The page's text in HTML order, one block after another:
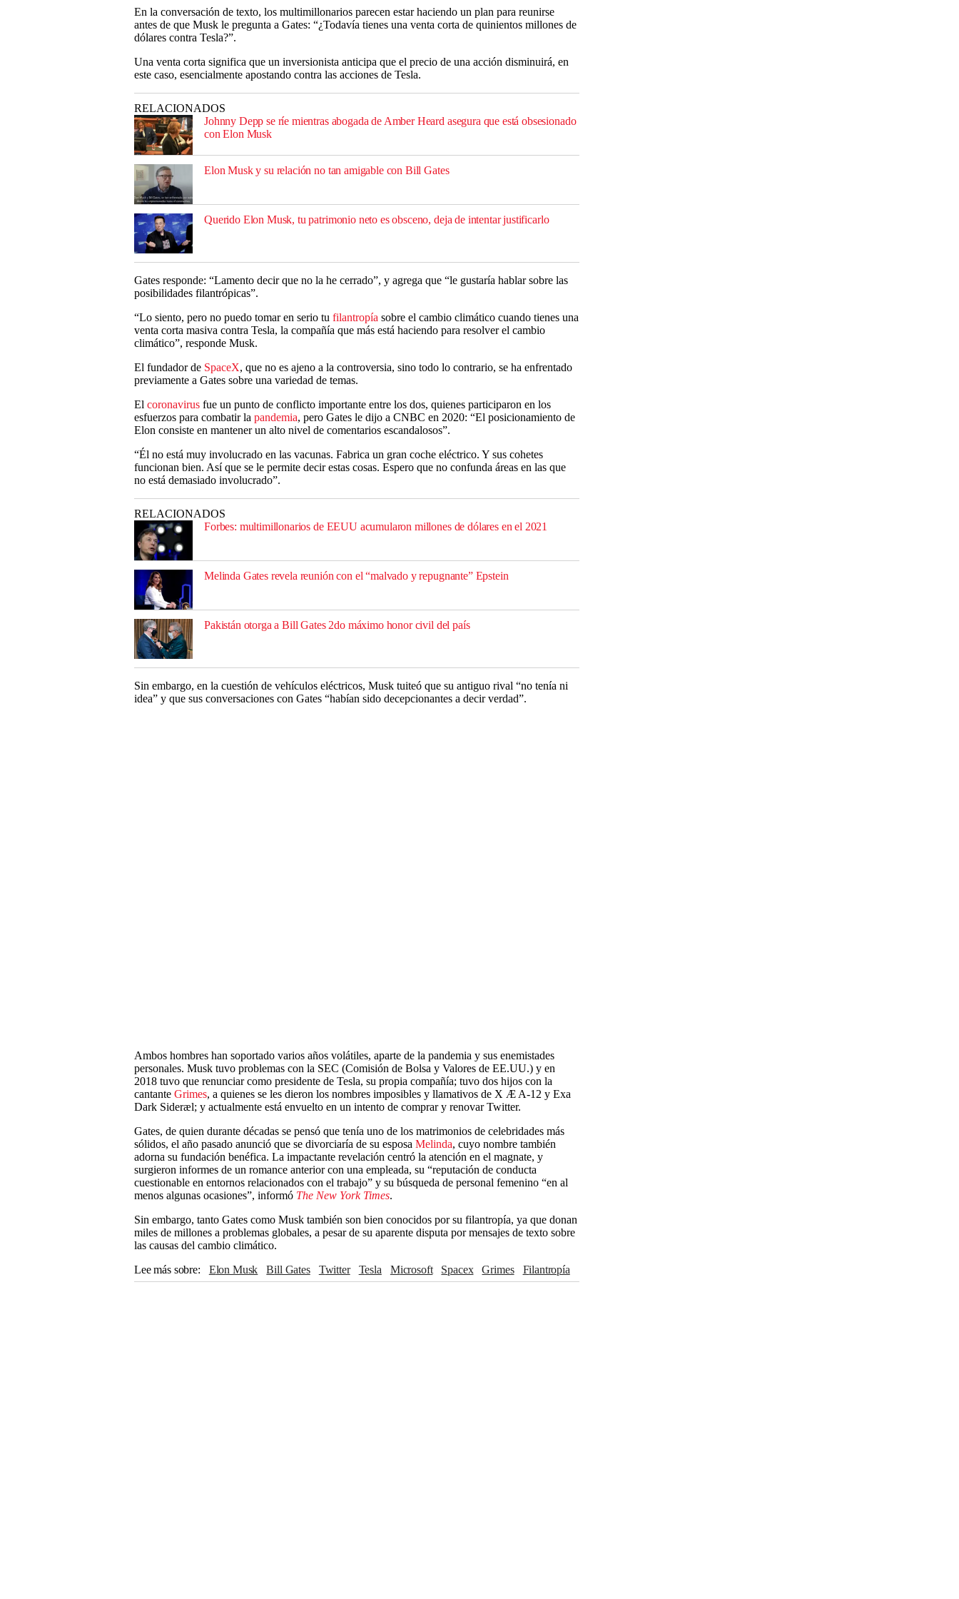
En la conversación de texto, los multimillonarios parecen estar haciendo un plan para reunirse
antes de que Musk le pregunta a Gates: “¿Todavía tienes una venta corta de quinientos millones de
dólares contra Tesla?”.
Una venta corta significa que un inversionista anticipa que el precio de una acción disminuirá, en
este caso, esencialmente apostando contra las acciones de Tesla.
RELACIONADOS
Johnny Depp se ríe mientras abogada de Amber Heard asegura que está obsesionado
con Elon Musk
Elon Musk y su relación no tan amigable con Bill Gates
Querido Elon Musk, tu patrimonio neto es obsceno, deja de intentar justificarlo
Gates responde: “Lamento decir que no la he cerrado”, y agrega que “le gustaría hablar sobre las
posibilidades filantrópicas”.
“Lo siento, pero no puedo tomar en serio tu filantropía sobre el cambio climático cuando tienes una
venta corta masiva contra Tesla, la compañía que más está haciendo para resolver el cambio
climático”, responde Musk.
El fundador de SpaceX, que no es ajeno a la controversia, sino todo lo contrario, se ha enfrentado
previamente a Gates sobre una variedad de temas.
El coronavirus fue un punto de conflicto importante entre los dos, quienes participaron en los
esfuerzos para combatir la pandemia, pero Gates le dijo a CNBC en 2020: “El posicionamiento de
Elon consiste en mantener un alto nivel de comentarios escandalosos”.
“Él no está muy involucrado en las vacunas. Fabrica un gran coche eléctrico. Y sus cohetes
funcionan bien. Así que se le permite decir estas cosas. Espero que no confunda áreas en las que
no está demasiado involucrado”.
RELACIONADOS
Forbes: multimillonarios de EEUU acumularon millones de dólares en el 2021
Melinda Gates revela reunión con el “malvado y repugnante” Epstein
Pakistán otorga a Bill Gates 2do máximo honor civil del país
Sin embargo, en la cuestión de vehículos eléctricos, Musk tuiteó que su antiguo rival “no tenía ni
idea” y que sus conversaciones con Gates “habían sido decepcionantes a decir verdad”.
Ambos hombres han soportado varios años volátiles, aparte de la pandemia y sus enemistades
personales. Musk tuvo problemas con la SEC (Comisión de Bolsa y Valores de EE.UU.) y en
2018 tuvo que renunciar como presidente de Tesla, su propia compañía; tuvo dos hijos con la
cantante Grimes, a quienes se les dieron los nombres imposibles y llamativos de X Æ A-12 y Exa
Dark Sideræl; y actualmente está envuelto en un intento de comprar y renovar Twitter.
Gates, de quien durante décadas se pensó que tenía uno de los matrimonios de celebridades más
sólidos, el año pasado anunció que se divorciaría de su esposa Melinda, cuyo nombre también
adorna su fundación benéfica. La impactante revelación centró la atención en el magnate, y
surgieron informes de un romance anterior con una empleada, su “reputación de conducta
cuestionable en entornos relacionados con el trabajo” y su búsqueda de personal femenino “en al
menos algunas ocasiones”, informó The New York Times.
Sin embargo, tanto Gates como Musk también son bien conocidos por su filantropía, ya que donan
miles de millones a problemas globales, a pesar de su aparente disputa por mensajes de texto sobre
las causas del cambio climático.
Lee más sobre
Elon Musk Bill Gates Twitter Tesla Microsoft spacex Grimes
Filantropía
Melinda Gates
Pandemia New York Times